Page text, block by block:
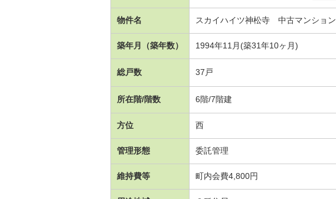
物件名 スカイハイツ神松寺 中古マンション
築年月（築年数） 1994年11月(築31年10ヶ月)
総戸数 37戸
所在階/階数 6階/7階建
方位 西
管理形態 委託管理
維持費等 町内会費4,800円